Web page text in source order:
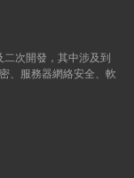
次開發，其中涉及到
、服務器網絡安全、軟